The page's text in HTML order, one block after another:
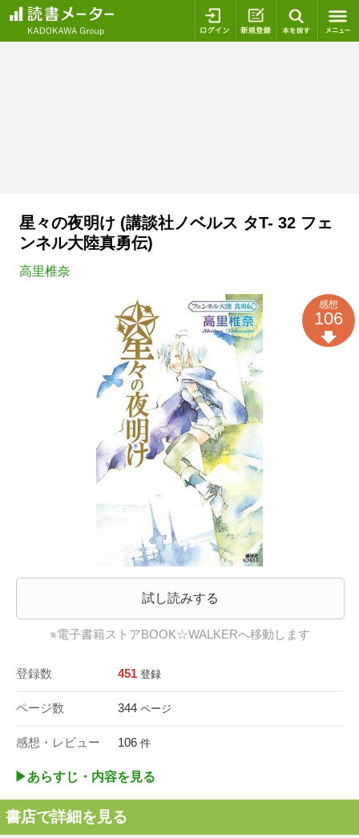
ログイン 新規登録
星々の夜明け (講談社ノベルス タT- 32 フェ
ンネル大陸真勇伝)
高里椎奈
試し読みする
※電子書籍ストアBOOK☆WALKERへ移動します
登録数 451 登録
ページ数 344 ページ
感想・レビュー 106 件
感想
106
▶︎あらすじ・内容を見る
書店で詳細を見る